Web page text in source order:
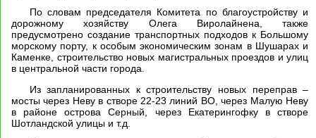
По словам председателя Комитета по благоустройству и
дорожному хозяйству Олега Виролайнена, также
предусмотрено создание транспортных подходов к Большому
морскому порту, к особым экономическим зонам в Шушарах и
Каменке, строительство новых магистральных проездов и улиц
в центральной части города.
Из запланированных к строительству новых переправ –
мосты через Неву в створе 22-23 линий ВО, через Малую Неву
в районе острова Серный, через Екатерингофку в створе
Шотландской улицы и т.д.